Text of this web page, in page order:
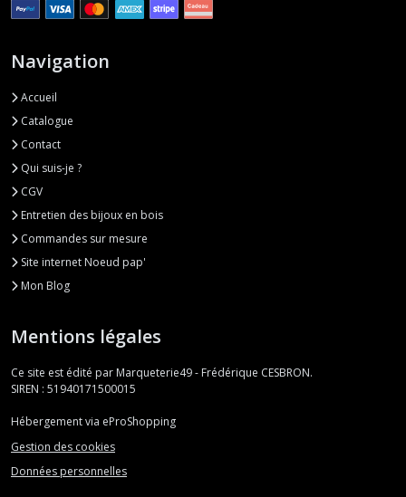
Navigation
Accueil
Catalogue
Contact
Qui suis-je ?
CGV
Entretien des bijoux en bois
Commandes sur mesure
Site internet Noeud pap'
Mon Blog
Mentions légales
Ce site est édité par Marqueterie49 - Frédérique CESBRON.
SIREN : 51940171500015
Hébergement via eProShopping
Gestion des cookies
Données personnelles